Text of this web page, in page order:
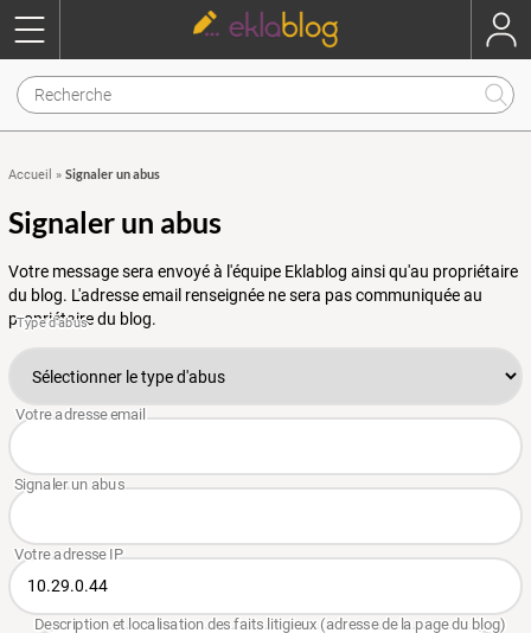
Accueil » Signaler un abus
Signaler un abus
Votre message sera envoyé à l'équipe Eklablog ainsi qu'au propriétaire
du blog. L'adresse email renseignée ne sera pas communiquée au
propriétaire du blog.